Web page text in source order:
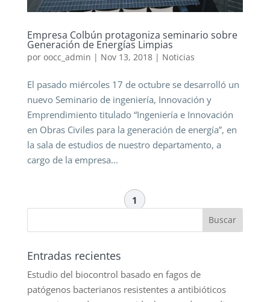
Empresa Colbún protagoniza seminario sobre
Generación de Energías Limpias
por oocc_admin | Nov 13, 2018| Noticias
El pasado miércoles 17 de octubre se desarrolló un
nuevo Seminario de ingeniería, Innovación y
Emprendimiento titulado “Ingeniería e Innovación
en Obras Civiles para la generación de energía”, en
la sala de estudios de nuestro departamento, a
cargo de la empresa...
1
Entradas recientes
Estudio del biocontrol basado en fagos de
patógenos bacterianos resistentes a antibióticos